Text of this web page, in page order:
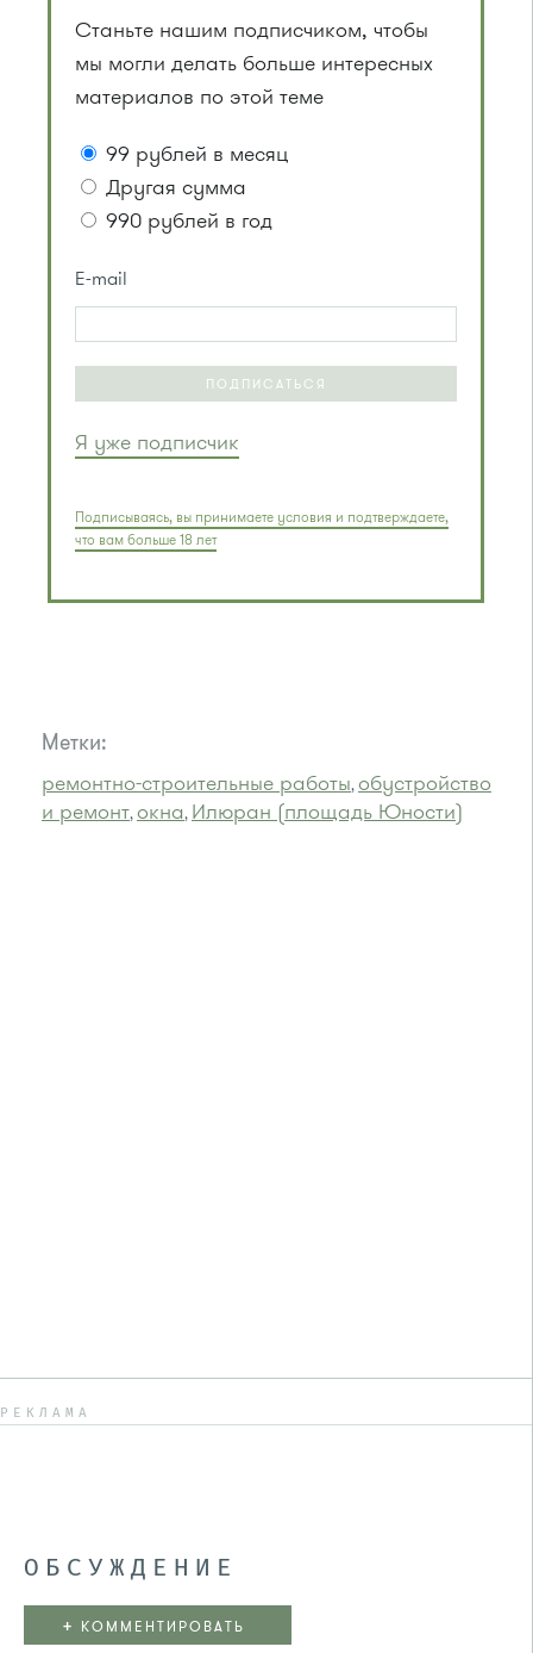
Станьте нашим подписчиком, чтобы
мы могли делать больше интересных
материалов по этой теме
99 рублей в месяц
Другая сумма
990 рублей в год
E-mail
ПОДПИСАТЬСЯ
Я уже подписчик
Подписываясь, вы принимаете условия и подтверждаете,
что вам больше 18 лет
Метки:
ремонтно-строительные работы,обустройство
и ремонт,окна, Илюран (площадь Юности)
РЕКЛАМА
ОБСУЖДЕНИЕ
+ КОММЕНТИРОВАТЬ